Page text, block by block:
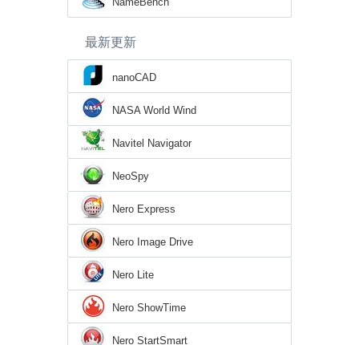
最新更新
nanoCAD
NASA World Wind
Navitel Navigator
NeoSpy
Nero Express
Nero Image Drive
Nero Lite
Nero ShowTime
Nero StartSmart